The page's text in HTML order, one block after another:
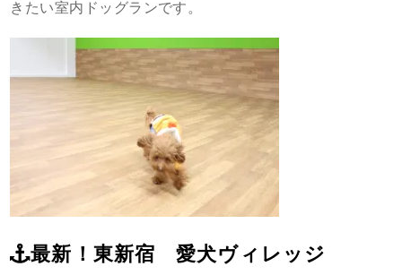
きたい室内ドッグランです。
最新！東新宿 愛犬ヴィレッジ